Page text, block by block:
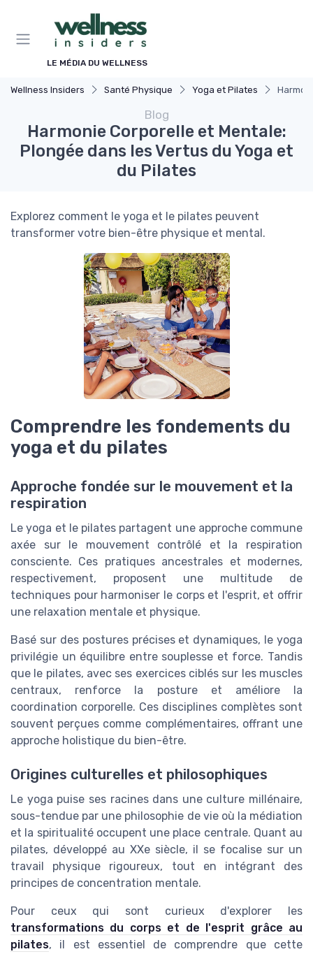
LE MÉDIA DU WELLNESS
Wellness Insiders Santé Physique Yoga et Pilates
Blog
Harmonie Corporelle et Mentale:
Plongée dans les Vertus du Yoga et
du Pilates
Explorez comment le yoga et le pilates peuvent
transformer votre bien-être physique et mental.
Comprendre les fondements du
yoga et du pilates
Approche fondée sur le mouvement et la
respiration
Le yoga et le pilates partagent une approche commune
axée sur le mouvement contrôlé et la respiration
consciente. Ces pratiques ancestrales et modernes,
respectivement, proposent une multitude de
techniques pour harmoniser le corps et l'esprit, et offrir
une relaxation mentale et physique.
Basé sur des postures précises et dynamiques, le yoga
privilégie un équilibre entre souplesse et force. Tandis
que le pilates, avec ses exercices ciblés sur les muscles
centraux, renforce la posture et améliore la
coordination corporelle. Ces disciplines complètes sont
souvent perçues comme complémentaires, offrant une
approche holistique du bien-être.
Origines culturelles et philosophiques
Le yoga puise ses racines dans une culture millénaire,
sous-tendue par une philosophie de vie où la médiation
et la spiritualité occupent une place centrale. Quant au
pilates, développé au XXe siècle, il se focalise sur un
travail physique rigoureux, tout en intégrant des
principes de concentration mentale.
Pour ceux qui sont curieux d'explorer les
transformations du corps et de l'esprit grâce au
pilates, il est essentiel de comprendre que cette